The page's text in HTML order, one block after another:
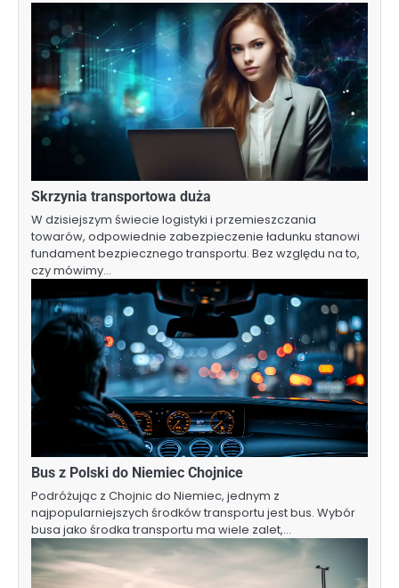
Skrzynia transportowa duża
W dzisiejszym świecie logistyki i przemieszczania
towarów, odpowiednie zabezpieczenie ładunku stanowi
fundament bezpiecznego transportu. Bez względu na to,
czy mówimy…
Bus z Polski do Niemiec Chojnice
Podróżując z Chojnic do Niemiec, jednym z
najpopularniejszych środków transportu jest bus. Wybór
busa jako środka transportu ma wiele zalet,…